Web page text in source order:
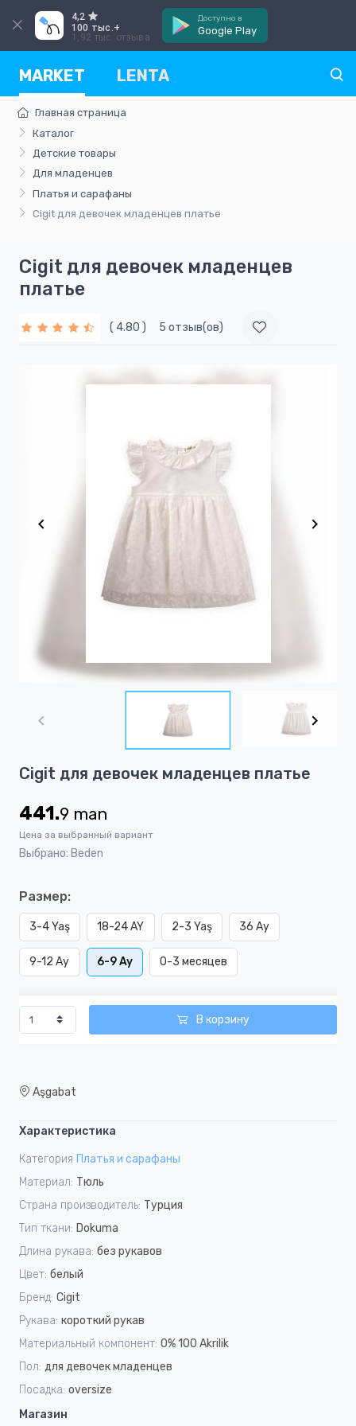
4,2
100 тыс.+
1,92 тыс. отзыва
Доступно в
Google Play
MARKET LENTA
Главная страница
Каталог
Детские товары
Для младенцев
Платья и сарафаны
Cigit для девочек младенцев платье
Cigit для девочек младенцев
платье
( 4.80 ) 5 отзыв(ов)
1
6
Cigit для девочек младенцев платье
441.9 man
Цена за выбранный вариант
Выбрано: Beden
Размер:
3-4 Yaş 18-24 AY 2-3 Yaş 36 Ay
9-12 Ay 6-9 Ay 0-3 месяцев
В корзину
Aşgabat
Характеристика
Категория Платья и сарафаны
Материал: Tюль
Страна производитель: Турция
Тип ткани: Dokuma
Длина рукава: без рукавов
Цвет: белый
Бренд: Cigit
Рукава: короткий рукав
Материальный компонент: 0% 100 Akrilik
Пол: для девочек младенцев
Посадка: oversize
Магазин